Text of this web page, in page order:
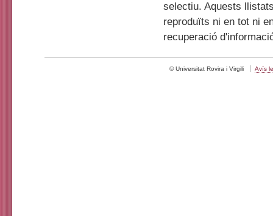
selectiu. Aquests
reproduïts ni en tot ni
recuperació
© Universitat Rovira i Virgili Avís